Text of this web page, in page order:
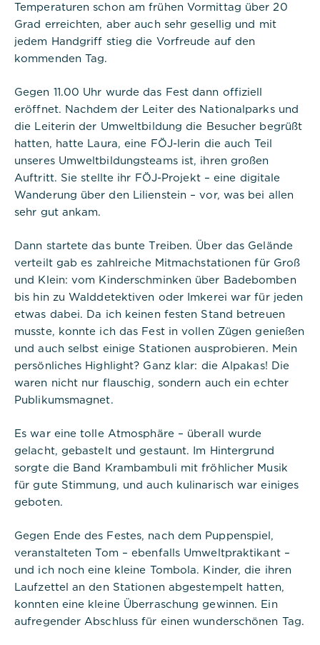
Temperaturen schon am frühen Vormittag über 20
Grad erreichten, aber auch sehr gesellig und mit
jedem Handgriff stieg die Vorfreude auf den
kommenden Tag.
Gegen 11.00 Uhr wurde das Fest dann offiziell
eröffnet. Nachdem der Leiter des Nationalparks und
die Leiterin der Umweltbildung die Besucher begrüßt
hatten, hatte Laura, eine FÖJ-lerin die auch Teil
unseres Umweltbildungsteams ist, ihren großen
Auftritt. Sie stellte ihr FÖJ-Projekt – eine digitale
Wanderung über den Lilienstein – vor, was bei allen
sehr gut ankam.
Dann startete das bunte Treiben. Über das Gelände
verteilt gab es zahlreiche Mitmachstationen für Groß
und Klein: vom Kinderschminken über Badebomben
bis hin zu Walddetektiven oder Imkerei war für jeden
etwas dabei. Da ich keinen festen Stand betreuen
musste, konnte ich das Fest in vollen Zügen genießen
und auch selbst einige Stationen ausprobieren. Mein
persönliches Highlight? Ganz klar: die Alpakas! Die
waren nicht nur flauschig, sondern auch ein echter
Publikumsmagnet.
Es war eine tolle Atmosphäre – überall wurde
gelacht, gebastelt und gestaunt. Im Hintergrund
sorgte die Band Krambambuli mit fröhlicher Musik
für gute Stimmung, und auch kulinarisch war einiges
geboten.
Gegen Ende des Festes, nach dem Puppenspiel,
veranstalteten Tom – ebenfalls Umweltpraktikant –
und ich noch eine kleine Tombola. Kinder, die ihren
Laufzettel an den Stationen abgestempelt hatten,
konnten eine kleine Überraschung gewinnen. Ein
aufregender Abschluss für einen wunderschönen Tag.
Cookie Informationen anzeigen
PHPSESSID
Anbieter:
Commerzbank Umweltpraktikum
Cookies:
Cookie Name:
Session
Beschreibung:
Dieses Cookie ist nativ für PHP-
Anwendungen. Das Cookie wird
verwendet, um die eindeutige
Sitzungs-ID eines Benutzers zu
speichern und zu identifizieren, um
die Benutzersitzung auf der
Website zu verwalten. Das Cookie
ist ein Session-Cookie und wird
geschlossen sind.
dpconsentmanagement
Anbieter:
Commerzbank Umweltpraktikum
Cookies: